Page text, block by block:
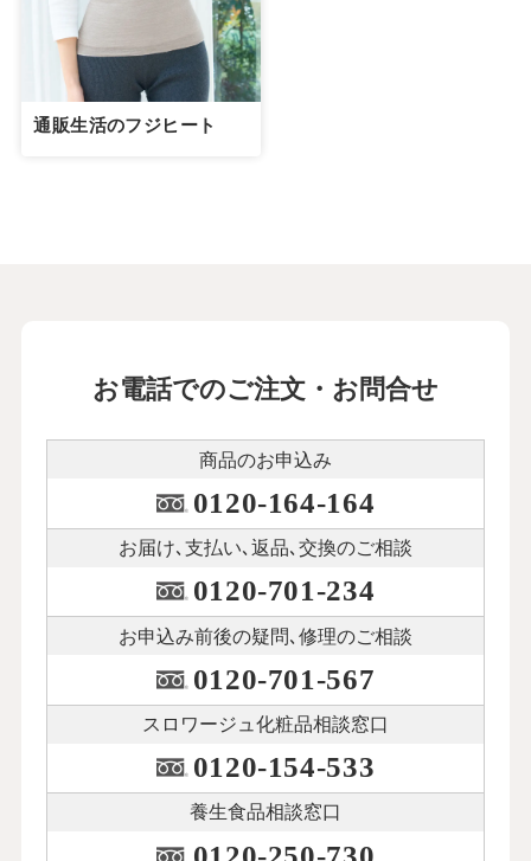
通販生活のフジヒート
お電話でのご注文・お問合せ
商品のお申込み
0120-164-164
お届け､支払い､ 返品､交換のご相談
0120-701-234
お申込み前後の疑問､修理のご相談
0120-701-567
スロワージュ化粧品相談窓口
0120-154-533
養生食品相談窓口